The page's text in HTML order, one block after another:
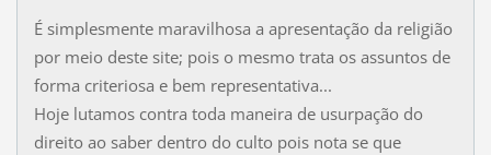
É simplesmente maravilhosa a apresentação da religião
por meio deste site; pois o mesmo trata os assuntos de
forma criteriosa e bem representativa...
Hoje lutamos contra toda maneira de usurpação do
direito ao saber dentro do culto pois nota se que